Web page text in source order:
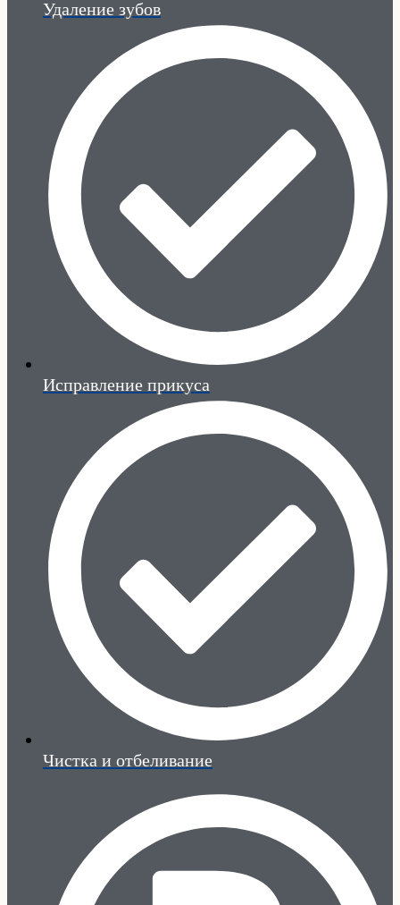
Удаление зубов
Исправление прикуса
Чистка и отбеливание